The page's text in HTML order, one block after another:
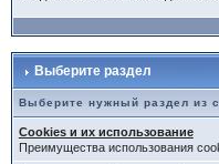
Выберите раздел
Выберите нужный раздел из
Cookies и их использование
Преимущества использования